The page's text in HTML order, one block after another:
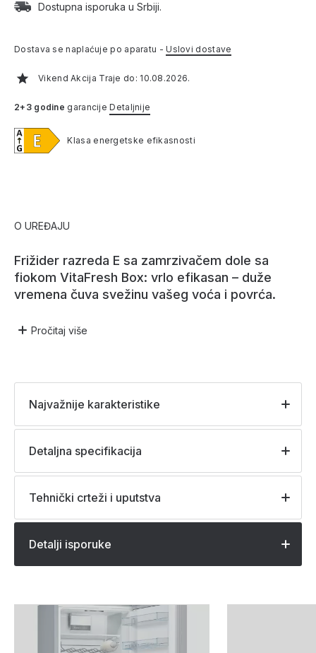
Dostupna isporuka u Srbiji.
Dostava se naplaćuje po aparatu -Uslovi dostave
Vikend Akcija Traje do: 10.08.2026.
2+3 godine garancijeDetaljnije
Klasa energetske efikasnosti
O UREĐAJU
Frižider razreda E sa zamrzivačem dole sa
fiokom VitaFresh Box: vrlo efikasan – duže
vremena čuva svežinu vašeg voća i povrća.
Pročitaj više
Najvažnije karakteristike
Detaljna specifikacija
Tehnički crteži i uputstva
Detalji isporuke